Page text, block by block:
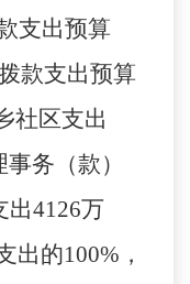
支出预算
款支出预算
社区支出
务（款）
出4126万
出的100% ，